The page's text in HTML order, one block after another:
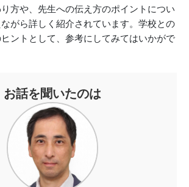
方や、先生への伝え方のポイントについ
がら詳しく紹介されています。学校との
ントとして、参考にしてみてはいかがで
お話を聞いたのは